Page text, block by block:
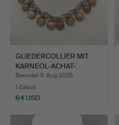
GLIEDERCOLLIER MIT
KARNEOL-ACHAT-
CABOCHONE…
Beendet 9. Aug 2026
1 Gebot
64 USD